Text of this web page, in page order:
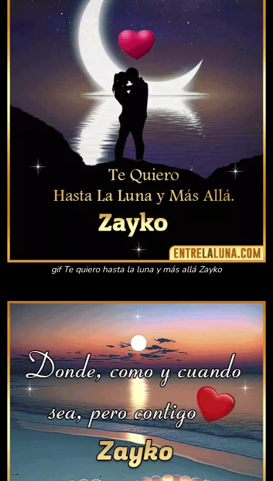
gif Te quiero hasta la luna y más allá Zayko